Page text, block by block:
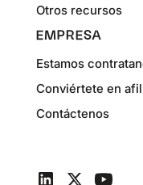
Otros recursos
EMPRESA
Estamos
Conviértete en
Contáctenos